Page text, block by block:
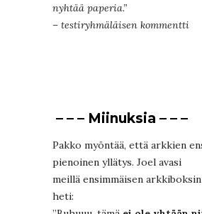
nyhtää paperia.”
– testiryhmäläisen kommentti
– – – Miinuksia – – –
Pakko myöntää, että arkkien
pienoinen yllätys. Joel avasi
meillä ensimmäisen
heti: